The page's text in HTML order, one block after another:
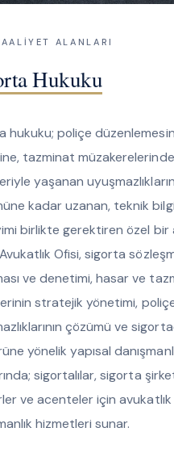
ALANLARI
Hukuku
hukuku; poliçe
tazminat
yaşanan
kadar uzanan, teknik
birlikte gerektiren özel bir
Ofisi, sigorta
ve denetimi, hasar ve
stratejik yönetimi,
çözümü ve
yönelik yapısal
sigortalılar, sigorta
ve acenteler için
hizmetleri sunar.